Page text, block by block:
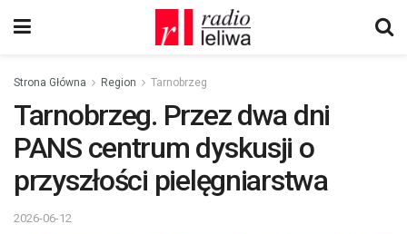
Strona Główna Region Tarnobrzeg
Tarnobrzeg. Przez dwa dni
PANS centrum dyskusji o
przyszłości pielęgniarstwa
2026-06-12